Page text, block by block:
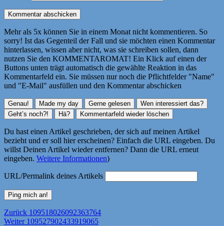
Mehr als 5x können Sie in einem Monat nicht kommentieren. So
sorry! Ist das Gegenteil der Fall und sie möchten einen Kommentar
hinterlassen, wissen aber nicht, was sie schreiben sollen, dann
nutzen Sie den KOMMENTAROMAT! Ein Klick auf einen der
Buttons unten trägt automatisch die gewählte Reaktion in das
Kommentarfeld ein. Sie müssen nur noch die Pflichtfelder "Name"
und "E-Mail" ausfüllen und den Kommentar abschicken
Du hast einen Artikel geschrieben, der sich auf meinen Artikel
bezieht und er soll hier erscheinen? Einfach die URL eingeben. Du
willst Deinen Artikel wieder entfernen? Dann die URL erneut
eingeben. Weitere Informationen)
URL/Permalink deines Artikels
Beitragsnavigation
Zurück Vorheriger
Beitrag:
109518026092363764
Weiter Nächster
109527902433919065